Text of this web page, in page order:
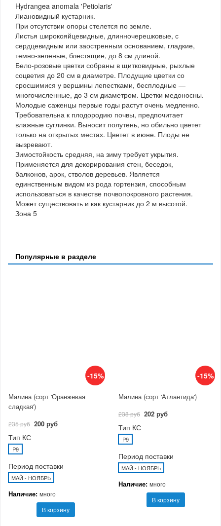
Hydrangea anomala 'Petiolaris'
Лиановидный кустарник.
При отсутствии опоры стелется по земле.
Листья широкояйцевидные, длинночерешковые, с
сердцевидным или заостренным основанием, гладкие,
темно-зеленые, блестящие, до 8 см длиной.
Бело-розовые цветки собраны в щитковидные, рыхлые
соцветия до 20 см в диаметре. Плодущие цветки со
сросшимися у вершины лепестками, бесплодные —
многочисленные, до 3 см диаметром. Цветки медоносны.
Молодые саженцы первые годы растут очень медленно.
Требовательна к плодородию почвы, предпочитает
влажные суглинки. Выносит полутень, но обильно цветет
только на открытых местах. Цветет в июне. Плоды не
вызревают.
Зимостойкость средняя, на зиму требует укрытия.
Применяется для декорирования стен, беседок,
балконов, арок, стволов деревьев. Является
единственным видом из рода гортензия, способным
использоваться в качестве почвопокровного растения.
Может существовать и как кустарник до 2 м высотой.
Зона 5
Популярные в разделе
-15%
Малина (сорт 'Оранжевая
сладкая')
235 руб 200 руб
Тип КС
P9
Период поставки
МАЙ - НОЯБРЬ
Наличие: много
В корзину
-15%
Малина (сорт 'Атлантида')
238 руб 202 руб
Тип КС
P9
Период поставки
МАЙ - НОЯБРЬ
Наличие: много
В корзину